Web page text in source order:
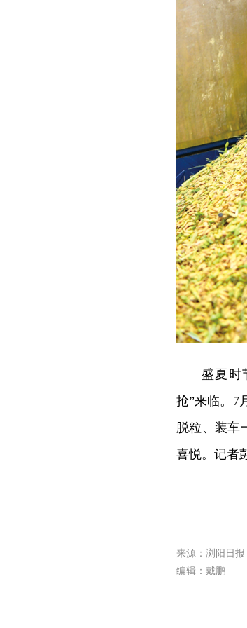
盛夏时
抢”来临。7
脱粒、装车
喜悦。记者
来源：浏阳日报
编辑：戴鹏